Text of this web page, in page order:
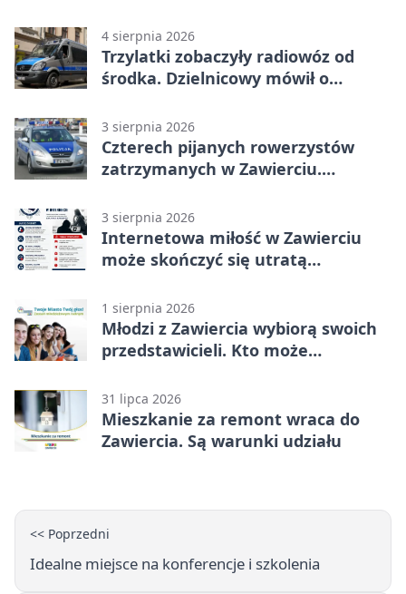
4 sierpnia 2026
Trzylatki zobaczyły radiowóz od
środka. Dzielnicowy mówił o
3 sierpnia 2026
Czterech pijanych rowerzystów
zatrzymanych w Zawierciu.
3 sierpnia 2026
Internetowa miłość w Zawierciu
może skończyć się utratą
1 sierpnia 2026
Młodzi z Zawiercia wybiorą swoich
przedstawicieli. Kto może
31 lipca 2026
Mieszkanie za remont wraca do
Zawiercia. Są warunki udziału
<< Poprzedni
Idealne miejsce na konferencje i szkolenia